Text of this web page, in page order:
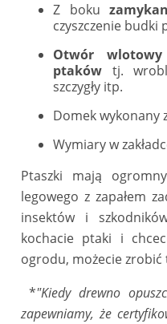
Z boku
czyszczenie budki
Otwór
ptaków tj.
szczygły itp.
Domek wykonany
Wymiary w
Ptaszki mają
legowego z zapałem
insektów i
kochacie ptaki i
ogrodu, możecie zrobić
*"Kiedy drewno
zapewniamy, że